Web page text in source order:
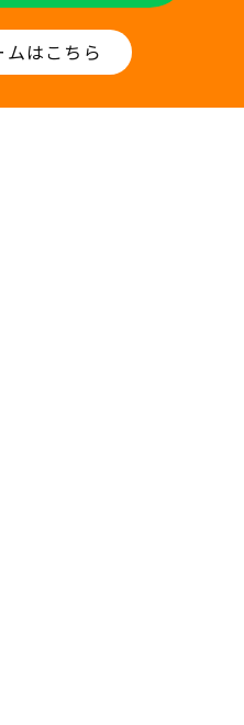
ムはこちら